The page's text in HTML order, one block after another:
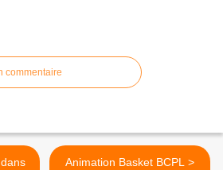
commentaire
Animation Basket BCPL >